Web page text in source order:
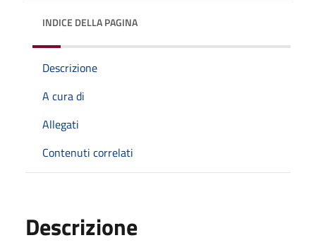
INDICE DELLA PAGINA
Descrizione
A cura di
Allegati
Contenuti correlati
Descrizione